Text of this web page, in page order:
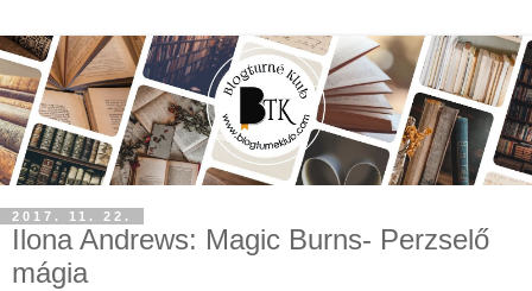
2017. 11. 22.
Ilona Andrews: Magic Burns- Perzselő
mágia